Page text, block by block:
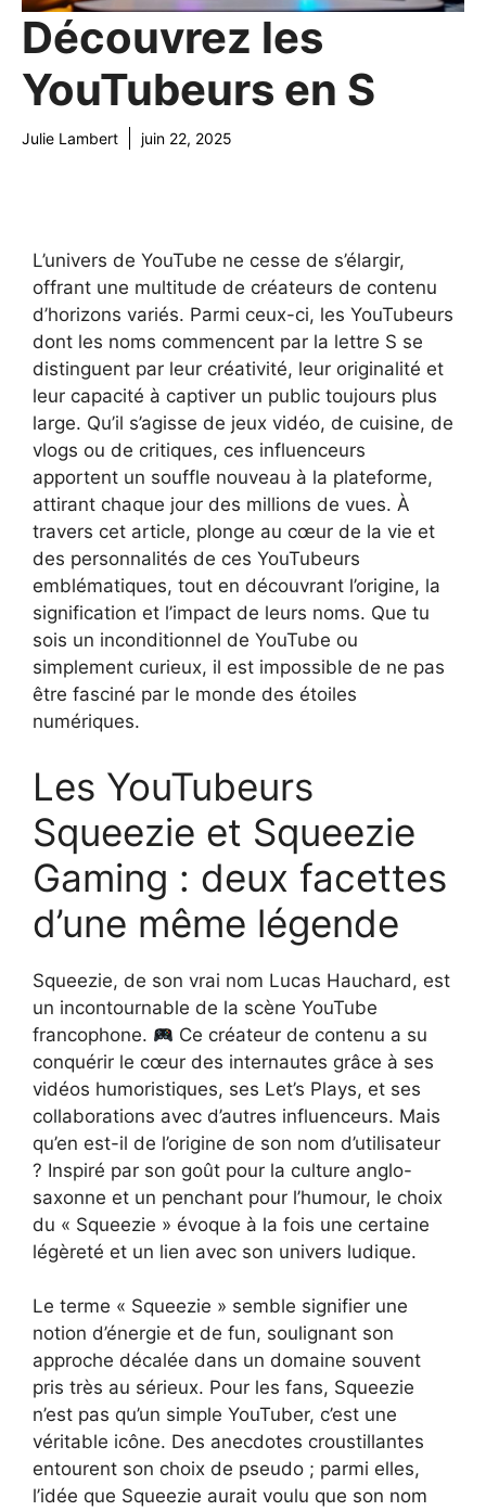
Découvrez les
YouTubeurs en S
Julie Lambert juin 22, 2025
L’univers de YouTube ne cesse de s’élargir,
offrant une multitude de créateurs de contenu
d’horizons variés. Parmi ceux-ci, les YouTubeurs
dont les noms commencent par la lettre S se
distinguent par leur créativité, leur originalité et
leur capacité à captiver un public toujours plus
large. Qu’il s’agisse de jeux vidéo, de cuisine, de
vlogs ou de critiques, ces influenceurs
apportent un souffle nouveau à la plateforme,
attirant chaque jour des millions de vues. À
travers cet article, plonge au cœur de la vie et
des personnalités de ces YouTubeurs
emblématiques, tout en découvrant l’origine, la
signification et l’impact de leurs noms. Que tu
sois un inconditionnel de YouTube ou
simplement curieux, il est impossible de ne pas
être fasciné par le monde des étoiles
numériques.
Les YouTubeurs
Squeezie et Squeezie
Gaming : deux facettes
d’une même légende
Squeezie, de son vrai nom Lucas Hauchard, est
un incontournable de la scène YouTube
francophone.
Ce créateur de contenu a su
conquérir le cœur des internautes grâce à ses
vidéos humoristiques, ses Let’s Plays, et ses
collaborations avec d’autres influenceurs. Mais
qu’en est-il de l’origine de son nom d’utilisateur
? Inspiré par son goût pour la culture anglo-
saxonne et un penchant pour l’humour, le choix
du « Squeezie » évoque à la fois une certaine
légèreté et un lien avec son univers ludique.
Le terme « Squeezie » semble signifier une
notion d’énergie et de fun, soulignant son
approche décalée dans un domaine souvent
pris très au sérieux. Pour les fans, Squeezie
n’est pas qu’un simple YouTuber, c’est une
véritable icône. Des anecdotes croustillantes
entourent son choix de pseudo ; parmi elles,
l’idée que Squeezie aurait voulu que son nom